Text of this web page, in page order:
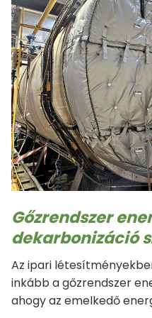
Gőzrendszer
dekarbonizáció
Az ipari
inkább a gőzrendszer
ahogy az emelkedő